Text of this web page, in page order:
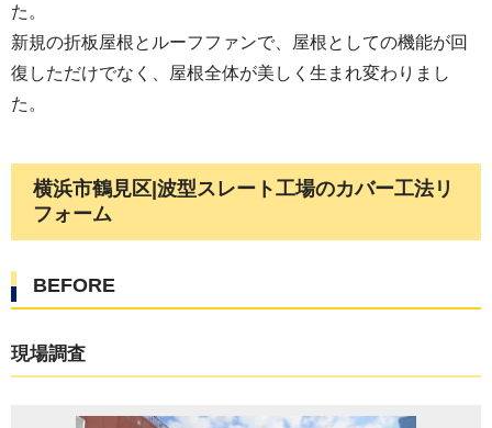
た。
新規の折板屋根とルーフファンで、屋根としての機能が回
復しただけでなく、屋根全体が美しく生まれ変わりまし
た。
横浜市鶴見区|波型スレート工場のカバー工法リ
フォーム
BEFORE
現場調査